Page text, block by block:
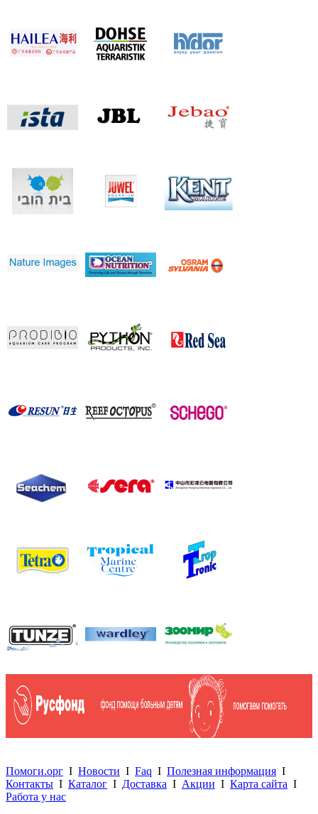
Помоги.орг I Новости I Faq I Полезная информация I
Контакты I Каталог I Доставка I Акции I Карта сайта I
Работа у нас